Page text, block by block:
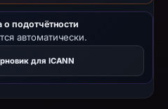
о подотчётности
автоматически.
для ICANN